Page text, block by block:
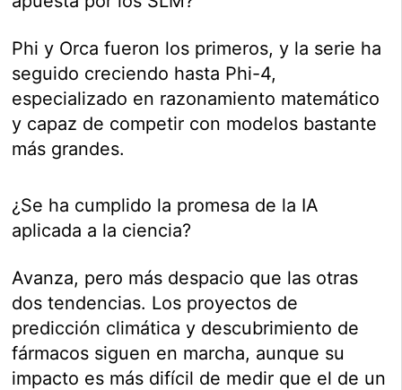
Phi y Orca fueron los primeros, y la serie ha
seguido creciendo hasta Phi-4,
especializado en razonamiento matemático
y capaz de competir con modelos bastante
más grandes.
¿Se ha cumplido la promesa de la IA
aplicada a la ciencia?
Avanza, pero más despacio que las otras
dos tendencias. Los proyectos de
predicción climática y descubrimiento de
fármacos siguen en marcha, aunque su
impacto es más difícil de medir que el de un